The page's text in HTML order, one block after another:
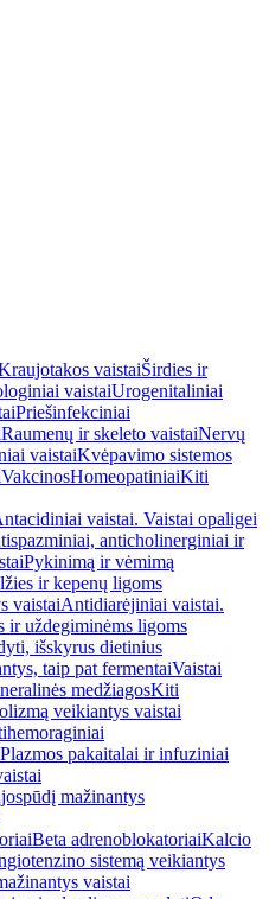
vaistaiŠirdies ir
vaistaiUrogenitaliniai
Priešinfekciniai
Raumenų ir skeleto vaistaiNervų
vaistaiKvėpavimo sistemos
VakcinosHomeopatiniaiKiti
vaistai. Vaistai opaligei
anticholinerginiai ir
Pykinimą ir vėmimą
ir kepenų ligoms
vaistaiAntidiarėjiniai vaistai.
ir uždegiminėms ligoms
išskyrus dietinius
taip pat fermentaiVaistai
medžiagosKiti
veikiantys vaistai
Plazmos pakaitalai ir infuziniai
mažinantys
Beta adrenoblokatoriaiKalcio
sistemą veikiantys
vaistai